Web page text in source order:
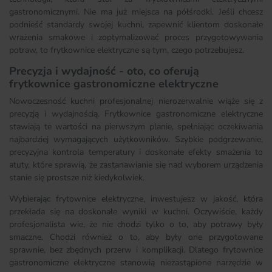
gastronomicznymi. Nie ma już miejsca na półśrodki. Jeśli chcesz
podnieść standardy swojej kuchni, zapewnić klientom doskonałe
wrażenia smakowe i zoptymalizować proces przygotowywania
potraw, to frytkownice elektryczne są tym, czego potrzebujesz.
Precyzja i wydajność - oto, co oferują
frytkownice gastronomiczne elektryczne
Nowoczesność kuchni profesjonalnej nierozerwalnie wiąże się z
precyzją i wydajnością. Frytkownice gastronomiczne elektryczne
stawiają te wartości na pierwszym planie, spełniając oczekiwania
najbardziej wymagających użytkowników. Szybkie podgrzewanie,
precyzyjna kontrola temperatury i doskonałe efekty smażenia to
atuty, które sprawią, że zastanawianie się nad wyborem urządzenia
stanie się prostsze niż kiedykolwiek.
Wybierając frytownice elektryczne, inwestujesz w jakość, która
przekłada się na doskonałe wyniki w kuchni. Oczywiście, każdy
profesjonalista wie, że nie chodzi tylko o to, aby potrawy były
smaczne. Chodzi również o to, aby były one przygotowane
sprawnie, bez zbędnych przerw i komplikacji. Dlatego frytownice
gastronomiczne elektryczne stanowią niezastąpione narzędzie w